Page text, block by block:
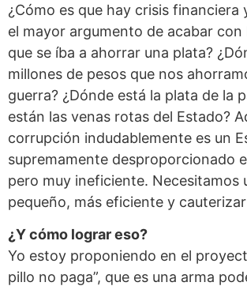
¿Cómo es que hay crisis financiera
el mayor argumento de acabar con
que se íba a ahorrar una plata?
millones de pesos que nos
guerra? ¿Dónde está la plata de la
están las venas rotas del Estado?
corrupción indudablemente es un
supremamente desproporcionado
pero muy ineficiente. Necesitamos
pequeño, más eficiente y
¿Y cómo lograr eso?
Yo estoy proponiendo en el
pillo no paga”, que es una arma